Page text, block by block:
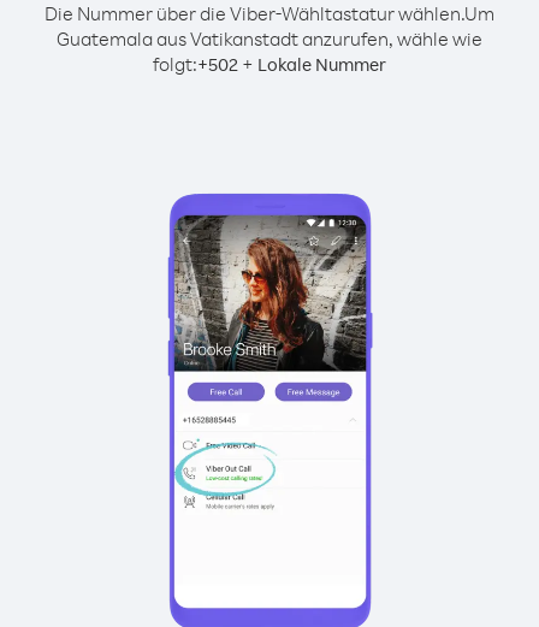
Die Nummer über die Viber-Wähltastatur wählen.Um
Guatemala aus Vatikanstadt anzurufen, wähle wie
folgt:+502 + Lokale Nummer